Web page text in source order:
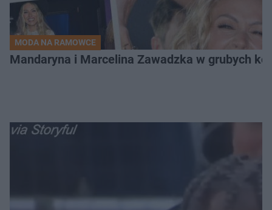
MODA NA RAMOWCE
Mandaryna i Marcelina Zawadzka w grubych